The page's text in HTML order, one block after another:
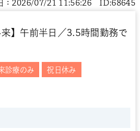
来】午前半日／3.5時間勤務で
：2026/07/21 11:56:26 ID:68645
診療のみ 祝日休み